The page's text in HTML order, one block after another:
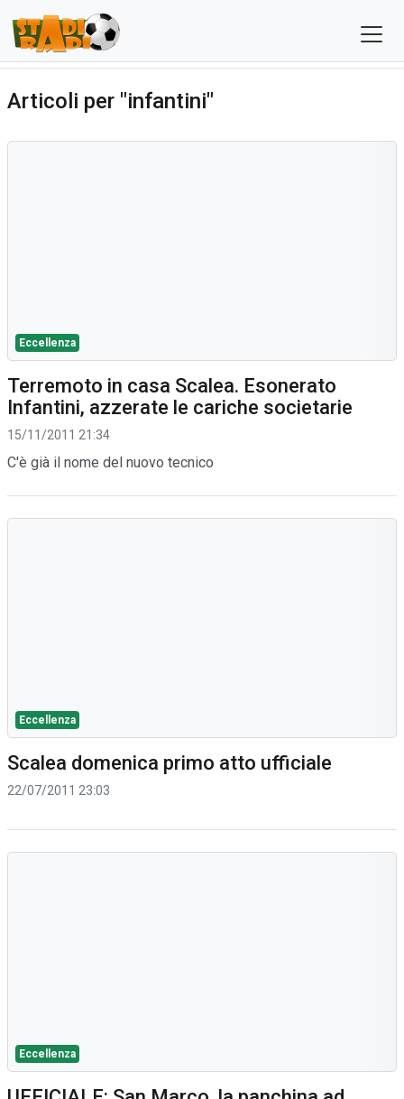
Articoli per "infantini"
Eccellenza
Terremoto in casa Scalea. Esonerato
Infantini, azzerate le cariche societarie
15/11/2011 21:34
C'è già il nome del nuovo tecnico
Eccellenza
Scalea domenica primo atto ufficiale
22/07/2011 23:03
Eccellenza